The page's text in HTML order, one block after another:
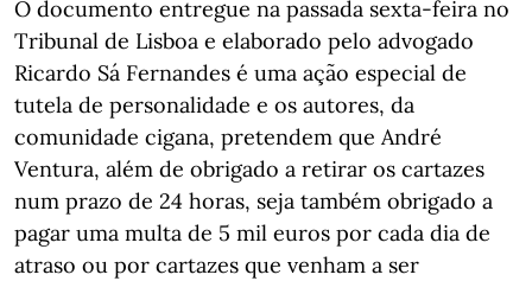
O documento entregue na passada sexta-feira no
Tribunal de Lisboa e elaborado pelo advogado
Ricardo Sá Fernandes é uma ação especial de
tutela de personalidade e os autores, da
comunidade cigana, pretendem que André
Ventura, além de obrigado a retirar os cartazes
num prazo de 24 horas, seja também obrigado a
pagar uma multa de 5 mil euros por cada dia de
atraso ou por cartazes que venham a ser